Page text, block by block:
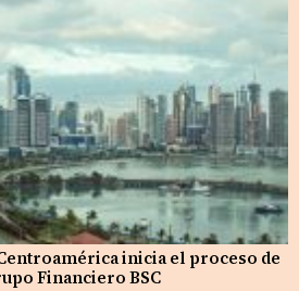
inicia el proceso de
Financiero BSC